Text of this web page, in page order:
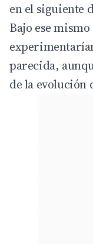
en el siguiente
Bajo ese
parecida,
de la evolución